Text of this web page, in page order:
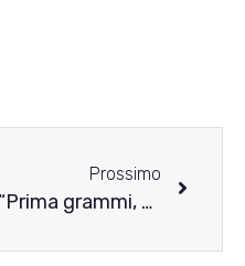
Prossimo
“Prima grammi, poi calorie”: il racconto di Lucrezia